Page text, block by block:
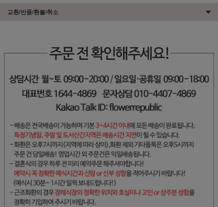
교환/반품/환불/취소